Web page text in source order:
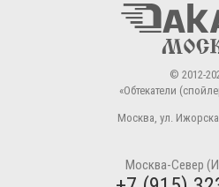
© 2012-
«Обтекатели
Москва ул.
Москва-Север